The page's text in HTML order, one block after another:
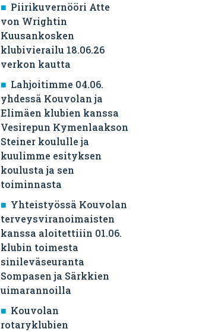
Piirikuvernööri Atte
von Wrightin
Kuusankosken
klubivierailu 18.06.26
verkon kautta
Lahjoitimme 04.06.
yhdessä Kouvolan ja
Elimäen klubien kanssa
Vesirepun Kymenlaakson
Steiner koululle ja
kuulimme esityksen
koulusta ja sen
toiminnasta
Yhteistyössä Kouvolan
terveysviranoimaisten
kanssa aloitettiiin 01.06.
klubin toimesta
sinileväseuranta
Sompasen ja Särkkien
uimarannoilla
Kouvolan
rotaryklubien